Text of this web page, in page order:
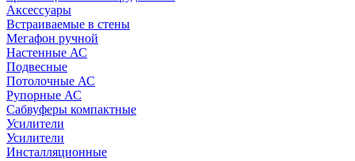
Аксессуары
Встраиваемые в стены
Мегафон ручной
Настенные АС
Подвесные
Потолочные АС
Рупорные АС
Сабвуферы компактные
Усилители
Усилители
Инсталляционные